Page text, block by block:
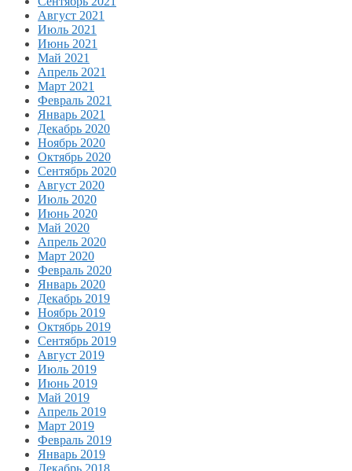
Август 2021
Июль 2021
Июнь 2021
Май 2021
Апрель 2021
Март 2021
Февраль 2021
Январь 2021
Декабрь 2020
Ноябрь 2020
Октябрь 2020
Сентябрь 2020
Август 2020
Июль 2020
Июнь 2020
Май 2020
Апрель 2020
Март 2020
Февраль 2020
Январь 2020
Декабрь 2019
Ноябрь 2019
Октябрь 2019
Сентябрь 2019
Август 2019
Июль 2019
Июнь 2019
Май 2019
Апрель 2019
Март 2019
Февраль 2019
Январь 2019
Декабрь 2018